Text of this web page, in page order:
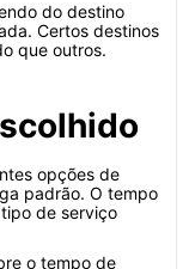
do destino
Certos destinos
que outros.
opções de
padrão. O tempo
de serviço
o tempo de